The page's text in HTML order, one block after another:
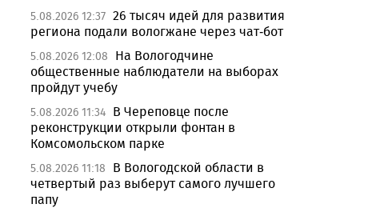
5.08.2026 12:37 26 тысяч идей для развития
региона подали вологжане через чат-бот
5.08.2026 12:08
На Вологодчине
общественные наблюдатели на выборах
пройдут учебу
5.08.2026 11:34 В Череповце после
реконструкции открыли фонтан в
Комсомольском парке
5.08.2026 11:18
В Вологодской области в
четвертый раз выберут самого лучшего
папу